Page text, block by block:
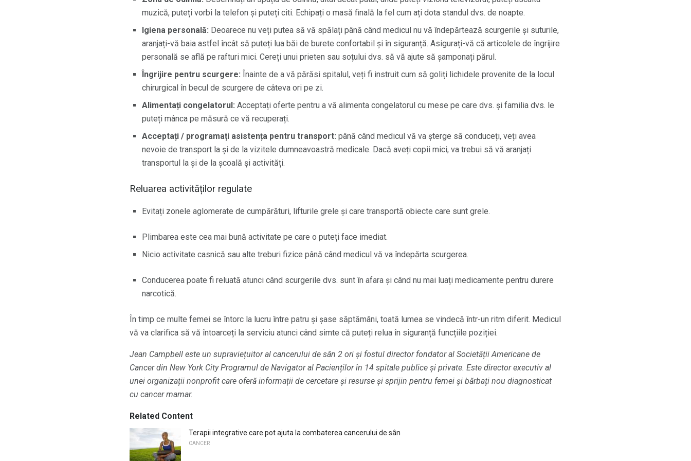
muzică, puteți vorbi la telefon și puteți citi. Echipați o masă finală la fel cum ați dota standul dvs. de noapte.
Igiena personală: Deoarece nu veți putea să vă spălați până când medicul nu vă îndepărtează scurgerile și suturile,
aranjați-vă baia astfel încât să puteți lua băi de burete confortabil și în siguranță. Asigurați-vă că articolele de îngrijire
personală se află pe rafturi mici. Cereți unui prieten sau soțului dvs. să vă ajute să șamponați părul.
Îngrijire pentru scurgere: Înainte de a vă părăsi spitalul, veți fi instruit cum să goliți lichidele provenite de la locul
chirurgical în becul de scurgere de câteva ori pe zi.
Alimentați congelatorul: Acceptați oferte pentru a vă alimenta congelatorul cu mese pe care dvs. și familia dvs. le
puteți mânca pe măsură ce vă recuperați.
Acceptați / programați asistența pentru transport: până când medicul vă va șterge să conduceți, veți avea
nevoie de transport la și de la vizitele dumneavoastră medicale. Dacă aveți copii mici, va trebui să vă aranjați
transportul la și de la școală și activități.
Reluarea activităților regulate
Evitați zonele aglomerate de cumpărături, lifturile grele și care transportă obiecte care sunt grele.
Plimbarea este cea mai bună activitate pe care o puteți face imediat.
Nicio activitate casnică sau alte treburi fizice până când medicul vă va îndepărta scurgerea.
Conducerea poate fi reluată atunci când scurgerile dvs. sunt în afara și când nu mai luați medicamente pentru durere
narcotică.
În timp ce multe femei se întorc la lucru între patru și șase săptămâni, toată lumea se vindecă într-un ritm diferit. Medicul
vă va clarifica să vă întoarceți la serviciu atunci când simte că puteți relua în siguranță funcțiile poziției.
Jean Campbell este un supraviețuitor al cancerului de sân 2 ori și fostul director fondator al Societății Americane de
Cancer din New York City Programul de Navigator al Pacienților în 14 spitale publice și private. Este director executiv al
unei organizații nonprofit care oferă informații de cercetare și resurse și sprijin pentru femei și bărbați nou diagnosticat
cu cancer mamar.
Related Content
Terapii integrative care pot ajuta la combaterea cancerului de sân
CANCER